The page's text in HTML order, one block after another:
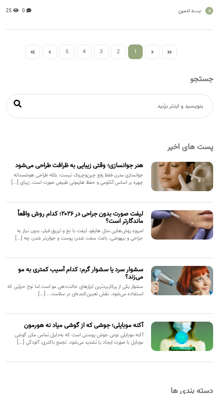
a توسط ادمین 0
25
1
2
3
4
5
جستجو
پست های اخیر
هنر جوانسازی؛ وقتی زیبایی به ظرافت طراحی می‌شود
جوانسازی مدرن فقط رفع چین‌وچروک نیست، بلکه طراحی هوشمندانه
چهره بر اساس آناتومی و حفظ هارمونی طبیعی صورت است. زیبای [...]
لیفت صورت بدون جراحی در ۲۰۲۶؛ کدام روش واقعاً
ماندگارتر است؟
امروزه روش‌هایی مثل هایفو، لیفت با نخ و تزریق فیلر، بدون نیاز به
جراحی و بیهوشی، باعث سفت شدن پوست و جوان‌تر شدن چه [...]
سشوار سرد یا سشوار گرم: کدام آسیب کمتری به مو
می‌زند؟
سشوار یکی از پرکاربردترین ابزارهای حالت‌دهی مو است اما نوع حرارتی که
استفاده می‌شود، نقش تعیین‌کننده‌ای در سلامت... [...]
آکنه موبایلی؛ جوشی که از گوشی میاد نه هورمون
آکنه موبایلی نوعی جوش پوستی است که به‌دلیل تماس مکرر گوشی
موبایل با صورت ایجاد یا تشدید می‌شود. تجمع باکتری، آلودگی [...]
دسته بندی ها